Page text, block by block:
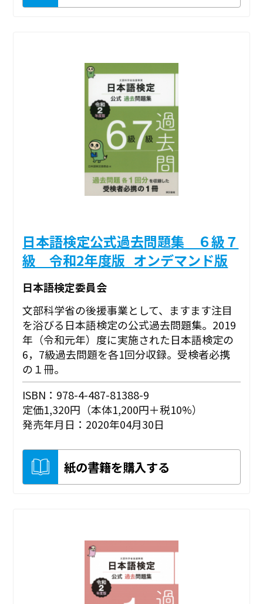
日本語検定公式過去問題集 ６級７
級 令和2年度版_オンデマンド版
日本語検定委員会
文部科学省の後援事業として、ますます注目
を浴びる日本語検定の公式過去問題集。2019
年（令和元年）度に実施された日本語検定の
6，7級過去問題を各1回分収録。受検者必携
の１冊。
ISBN：978-4-487-81388-9
定価1,320円（本体1,200円＋税10%）
発売年月日：2020年04月30日
紙の書籍を購入する